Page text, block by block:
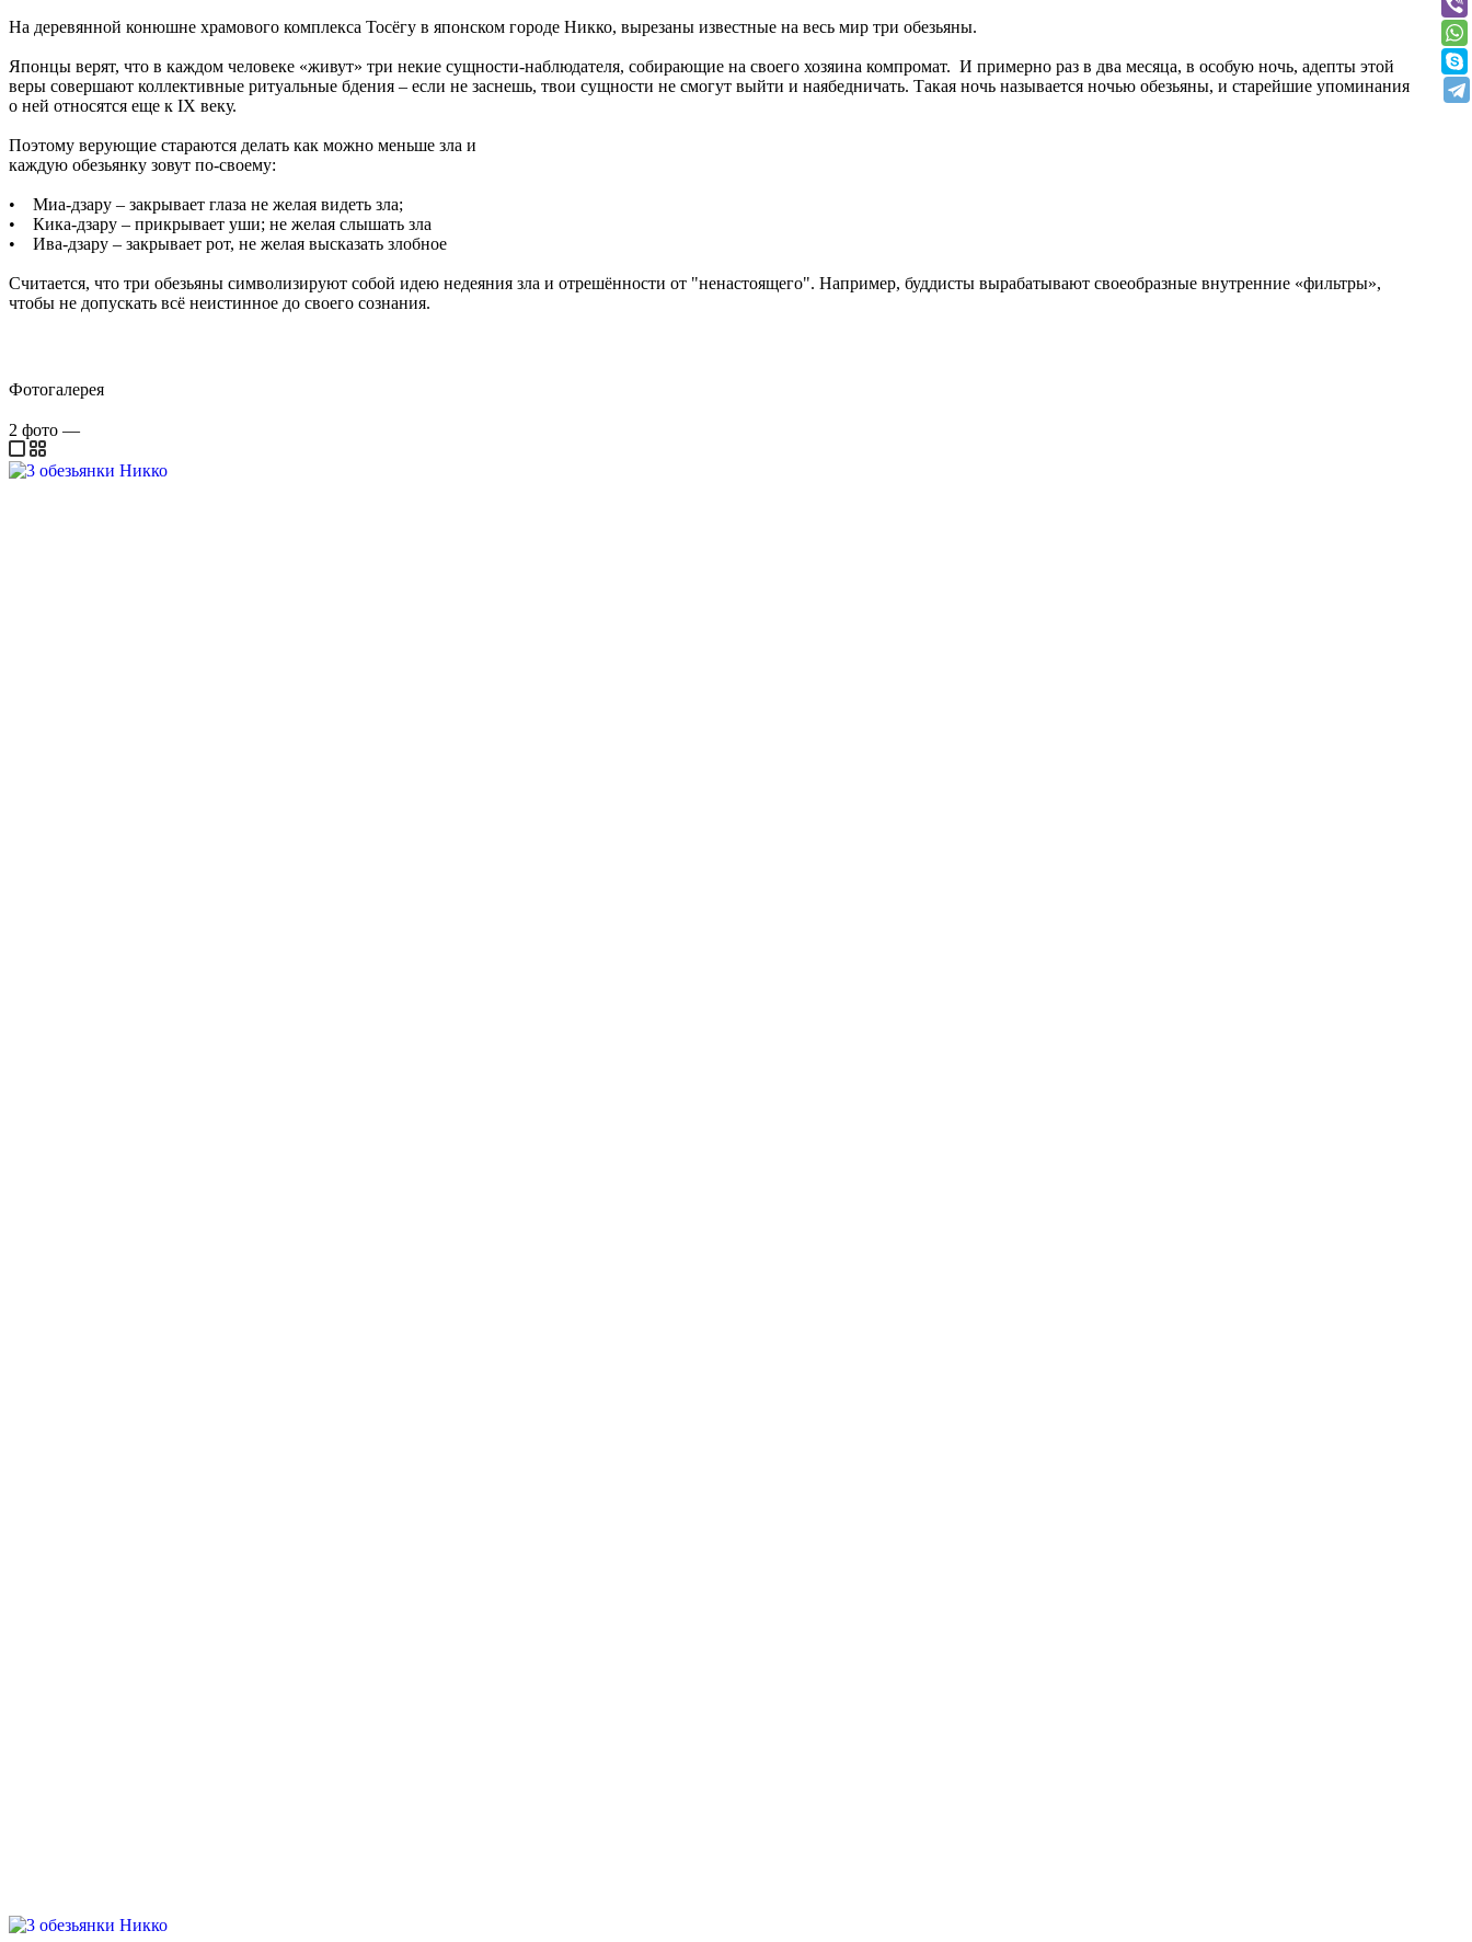
На деревянной конюшне храмового комплекса Тосёгу в японском городе Никко, вырезаны известные на весь мир три обезьяны.
Японцы верят, что в каждом человеке «живут» три некие сущности-наблюдателя, собирающие на своего хозяина компромат. И примерно раз в два месяца, в особую ночь, адепты этой
веры совершают коллективные ритуальные бдения – если не заснешь, твои сущности не смогут выйти и наябедничать. Такая ночь называется ночью обезьяны, и старейшие упоминания
о ней относятся еще к IX веку.
Поэтому верующие стараются делать как можно меньше зла и
каждую обезьянку зовут по-своему:
• Миа-дзару – закрывает глаза не желая видеть зла;
• Кика-дзару – прикрывает уши; не желая слышать зла
• Ива-дзару – закрывает рот, не желая высказать злобное
Считается, что три обезьяны символизируют собой идею недеяния зла и отрешённости от "ненастоящего". Например, буддисты вырабатывают своеобразные внутренние «фильтры»,
чтобы не допускать всё неистинное до своего сознания.
Фотогалерея
2 фото —